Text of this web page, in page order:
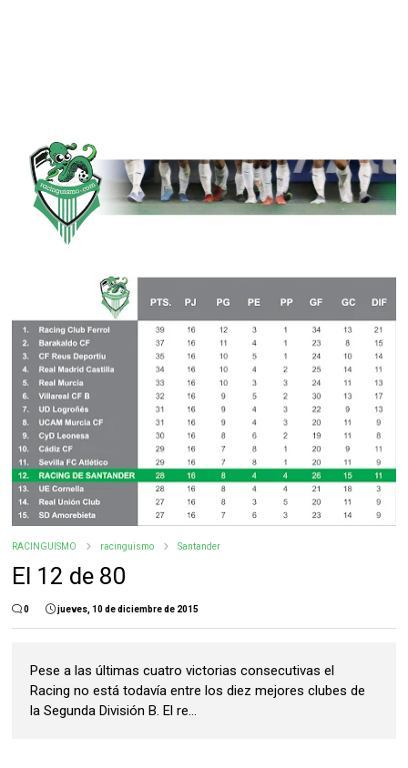
RACINGUISMO racinguismo Santander
El 12 de 80
0 jueves, 10 de diciembre de 2015
Pese a las últimas cuatro victorias consecutivas el
Racing no está todavía entre los diez mejores clubes de
la Segunda División B. El re...